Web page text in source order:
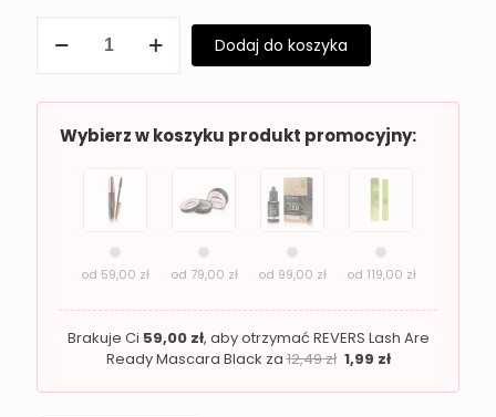
Błyszczyk
z
drobinkami
Revers
Dodaj do koszyka
Wybierz w koszyku produkt promocyjny:
od 59,00 zł od 79,00 zł od 99,00 zł od 119,00 zł
Brakuje Ci 59,00 zł, aby otrzymać REVERS Lash Are
Ready Mascara Black za12,49zł 1,99 zł